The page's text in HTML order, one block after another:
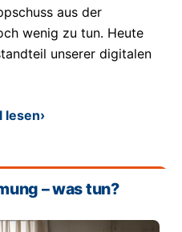
aus der
wenig zu tun. Heute
unserer digitalen
lesen›
– was tun?